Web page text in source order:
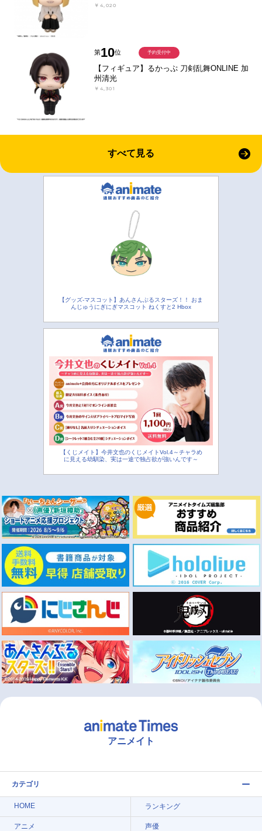
￥4,020
第10位
【フィギュア】るかっぷ 刀剣乱舞ONLINE 加
州清光
￥4,301
予約受付中
すべて見る
【グッズ-マスコット】あんさんぶるスターズ！！ おま
んじゅうにぎにぎマスコット ねくすと2 Hbox
【くじメイト】今井文也のくじメイトVol.4～チャラめ
に見える幼馴染、実は一途で独占欲が強いんです～
アニメイト
カテゴリ
HOME ランキング
アニメ 声優